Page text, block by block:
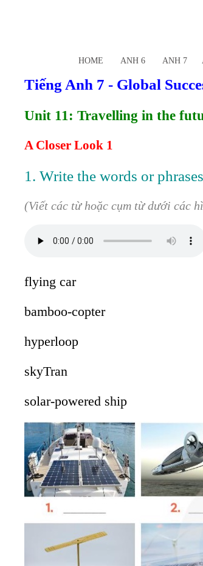
HOME ANH 6 ANH 7
Tiếng Anh 7 - Global
Unit 11: Travelling in the
A Closer Look 1
1. Write the words or
(Viết các từ hoặc cụm từ dưới các
flying car
bamboo-copter
hyperloop
skyTran
solar-powered ship